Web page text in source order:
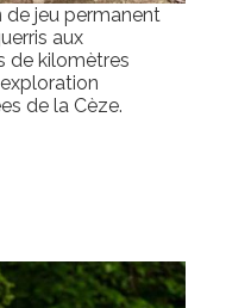
de jeu permanent
aux
de kilomètres
de la Cèze.